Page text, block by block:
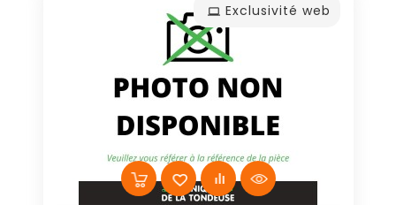
Exclusivité web